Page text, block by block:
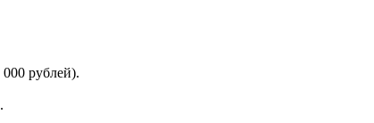
рублей).